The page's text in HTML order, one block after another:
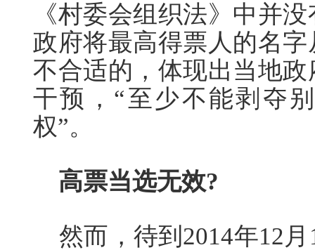
《村委会组织法》中并
政府将最高得票人的名
不合适的，体现出当地
干预，“至少不能剥夺
权”。
高票当选无效?
然而，待到2014年12